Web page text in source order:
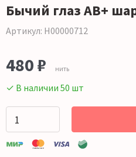
Бычий глаз АВ+
Артикул: Н00000712
480 ₽ нить
✓ В наличии 50 шт